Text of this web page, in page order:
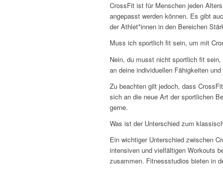
CrossFit ist für Menschen jeden
angepasst werden können. Es gibt
der Athlet*innen in den Bereichen
Muss ich sportlich fit sein, um mit
Nein, du musst nicht sportlich fit
an deine individuellen Fähigkeiten
Zu beachten gilt jedoch, dass
sich an die neue Art der sportlichen
gerne.
Was ist der Unterschied zum
Ein wichtiger Unterschied zwischen
intensiven und vielfältigen Workouts
zusammen. Fitnessstudios bieten in